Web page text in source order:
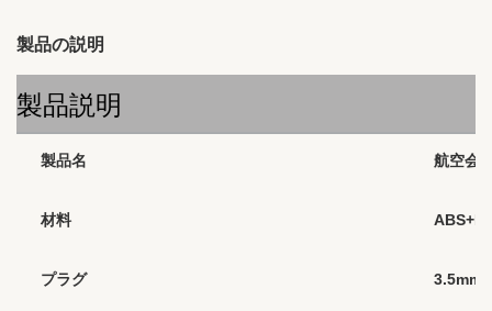
製品の説明
製品説明
製品名 航空会
材料
プラグ 3.5mm